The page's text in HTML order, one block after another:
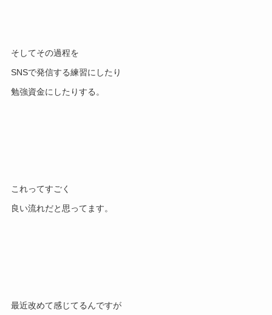
そしてその過程を
SNSで発信する練習にしたり
勉強資金にしたりする。
これってすごく
良い流れだと思ってます。
最近改めて感じてるんですが